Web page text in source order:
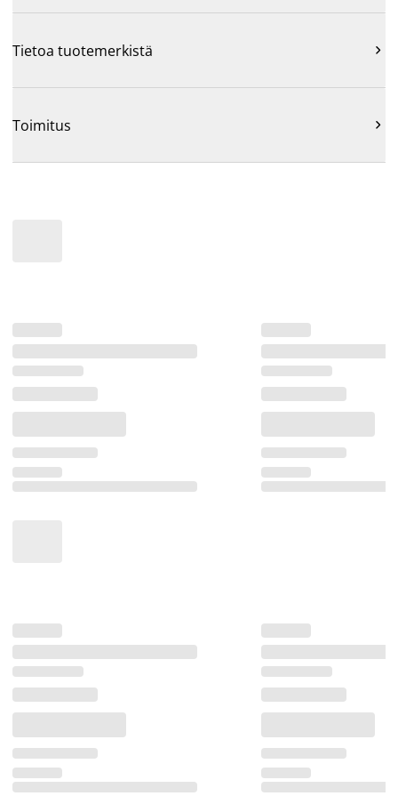
Tietoa tuotemerkistä 
Toimitus 